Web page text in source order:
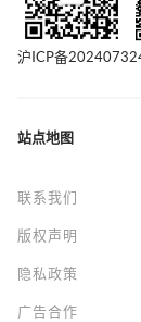
沪ICP备
站点地图
联系我们
版权声明
隐私政策
广告合作